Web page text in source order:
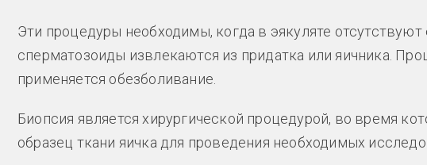
Эти процедуры необходимы, когда в эякуляте
сперматозоиды извлекаются из придатка или яичника.
применяется обезболивание.
Биопсия является хирургической процедурой, во время
образец ткани яичка для проведения необходимых